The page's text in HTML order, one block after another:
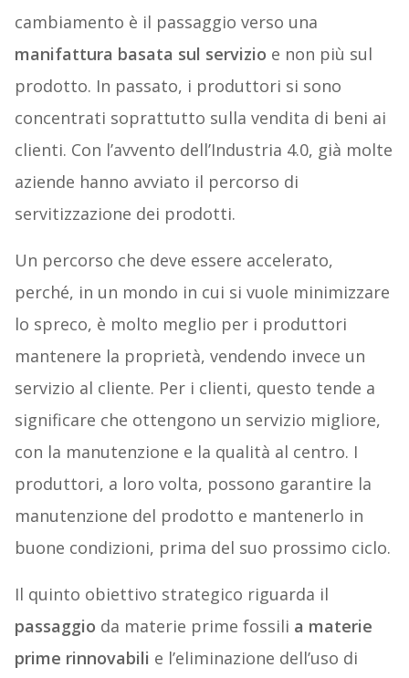
cambiamento è il passaggio verso una
manifattura basata sul servizio e non più sul
prodotto. In passato, i produttori si sono
concentrati soprattutto sulla vendita di beni ai
clienti. Con l’avvento dell’Industria 4.0, già molte
aziende hanno avviato il percorso di
servitizzazione dei prodotti.
Un percorso che deve essere accelerato,
perché, in un mondo in cui si vuole minimizzare
lo spreco, è molto meglio per i produttori
mantenere la proprietà, vendendo invece un
servizio al cliente. Per i clienti, questo tende a
significare che ottengono un servizio migliore,
con la manutenzione e la qualità al centro. I
produttori, a loro volta, possono garantire la
manutenzione del prodotto e mantenerlo in
buone condizioni, prima del suo prossimo ciclo.
Il quinto obiettivo strategico riguarda il
passaggio da materie prime fossili a materie
prime rinnovabili e l’eliminazione dell’uso di